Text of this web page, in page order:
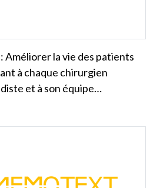
Améliorer la vie des patients
à chaque chirurgien
et à son équipe…